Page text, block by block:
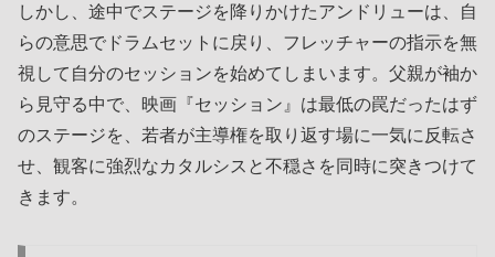
しかし、途中でステージを降りかけたアンドリューは、自
らの意思でドラムセットに戻り、フレッチャーの指示を無
視して自分のセッションを始めてしまいます。父親が袖か
ら見守る中で、映画『セッション』は最低の罠だったはず
のステージを、若者が主導権を取り返す場に一気に反転さ
せ、観客に強烈なカタルシスと不穏さを同時に突きつけて
きます。